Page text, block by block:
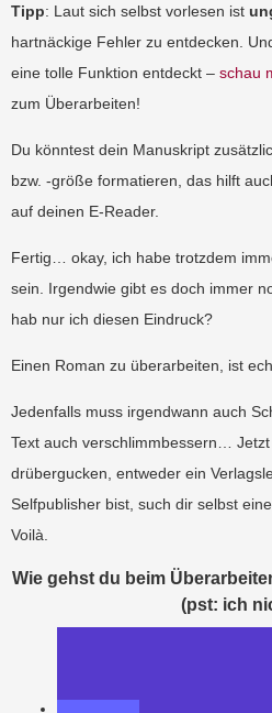
Tipp: Laut sich selbst vorlesen ist
hartnäckige Fehler zu entdecken.
eine tolle Funktion entdeckt – schau
zum Überarbeiten!
Du könntest dein Manuskript
bzw. -größe formatieren, das hilft
auf deinen E-Reader.
Fertig… okay, ich habe trotzdem
sein. Irgendwie gibt es doch immer
hab nur ich diesen Eindruck?
Einen Roman zu überarbeiten, ist
Jedenfalls muss irgendwann auch
Text auch verschlimmbessern…
drübergucken, entweder ein
Selfpublisher bist, such dir selbst
Voilà.
Wie gehst du beim
(pst: ich